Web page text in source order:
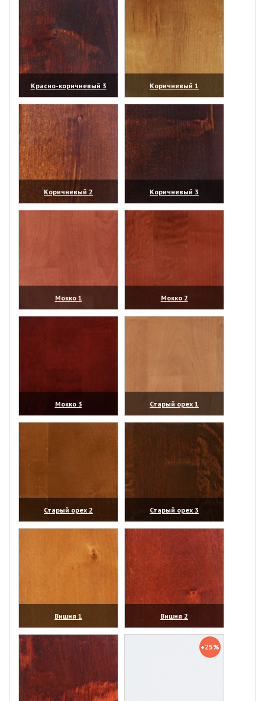
Красно-коричневый 3
(увеличить)
Коричневый 1
(увеличить)
Коричневый 2
(увеличить)
Коричневый 3
(увеличить)
Мокко 1
(увеличить)
Мокко 2
(увеличить)
Мокко 3
(увеличить)
Старый орех 1
(увеличить)
Старый орех 2
(увеличить)
Старый орех 3
(увеличить)
Вишня 1
(увеличить)
Вишня 2
(увеличить)
+25%